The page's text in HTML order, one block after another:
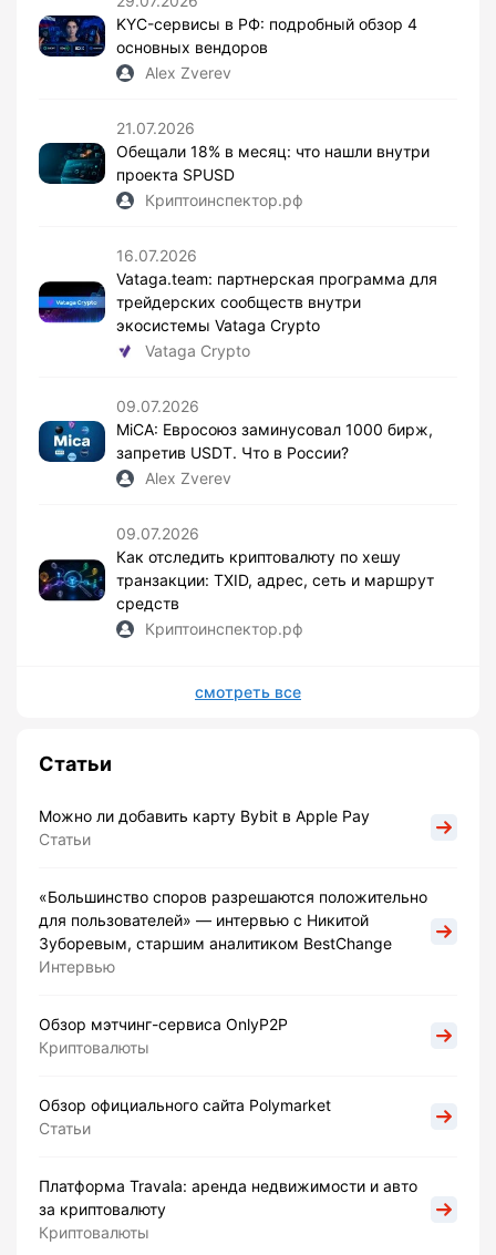
KYC-сервисы в РФ: подробный обзор 4
основных вендоров
Alex Zverev
21.07.2026
Обещали 18% в месяц: что нашли внутри
проекта SPUSD
Криптоинспектор.рф
16.07.2026
Vataga.team: партнерская программа для
трейдерских сообществ внутри
экосистемы Vataga Crypto
Vataga Crypto
09.07.2026
MiCA: Евросоюз заминусовал 1000 бирж,
запретив USDT. Что в России?
Alex Zverev
09.07.2026
Как отследить криптовалюту по хешу
транзакции: TXID, адрес, сеть и маршрут
средств
Криптоинспектор.рф
смотреть все
Статьи
Можно ли добавить карту Bybit в Apple Pay
Статьи
«Большинство споров разрешаются положительно
для пользователей» — интервью с Никитой
Зуборевым, старшим аналитиком BestChange
Интервью
Обзор мэтчинг-сервиса OnlyP2P
Криптовалюты
Обзор официального сайта Polymarket
Статьи
Платформа Travala: аренда недвижимости и авто
за криптовалюту
Криптовалюты